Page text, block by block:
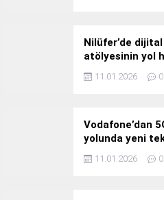
Nilüfer’de
atölyesinin yol
konuşuldu
11.01.2026 0
Vodafone’dan
yolunda yeni
yatırımı
11.01.2026 0